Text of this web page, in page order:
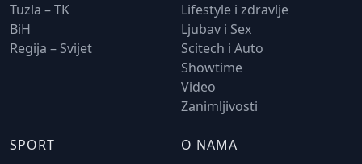
Tuzla – TK
BiH
Regija – Svijet
Lifestyle i zdravlje
Ljubav i Sex
Scitech i Auto
Showtime
Video
Zanimljivosti
SPORT
O NAMA